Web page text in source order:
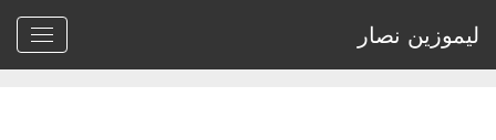
ليموزين نصار
Home
> استأجر مع ليموزين نصار بأقل سعر شركات ليموزين القاهرة